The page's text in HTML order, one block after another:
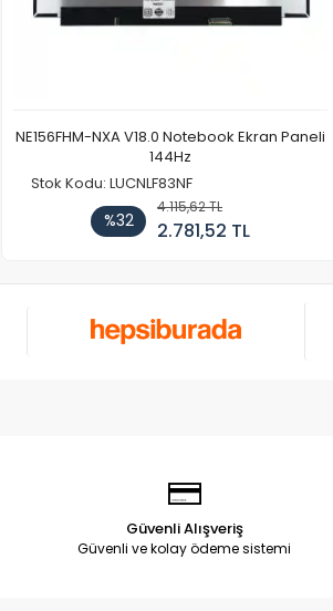
NE156FHM-NXA V18.0 Notebook Ekran Paneli
144Hz
Stok Kodu: LUCNLF83NF
%32
4.115,62 TL
2.781,52 TL
Güvenli Alışveriş
Güvenli ve kolay ödeme sistemi